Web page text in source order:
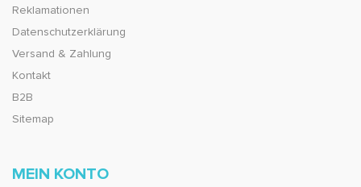
Reklamationen
Datenschutzerklärung
Versand & Zahlung
Kontakt
B2B
Sitemap
MEIN KONTO